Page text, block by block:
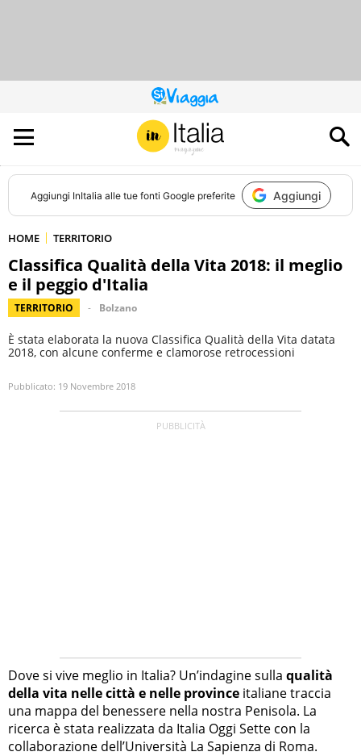
QUESTO
SITO
CONTRIBUISCE
ALL’AUDIENCE
DI
Aggiungi InItalia alle tue fonti Google preferite Aggiungi
HOME TERRITORIO
Classifica Qualità della Vita 2018: il meglio
e il peggio d'Italia
TERRITORIO Bolzano
È stata elaborata la nuova Classifica Qualità della Vita datata
2018, con alcune conferme e clamorose retrocessioni
Pubblicato: 19 Novembre 2018
Dove si vive meglio in Italia? Un’indagine sulla qualità
della vita nelle città e nelle province italiane traccia
una mappa del benessere nella nostra Penisola. La
ricerca è stata realizzata da Italia Oggi Sette con la
collaborazione dell’Università La Sapienza di Roma.